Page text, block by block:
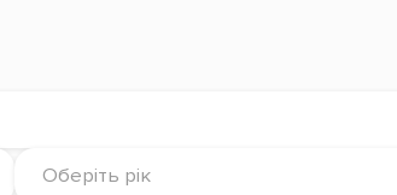
Оберіть рік